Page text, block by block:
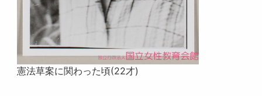
憲法草案に関わった頃(22才)